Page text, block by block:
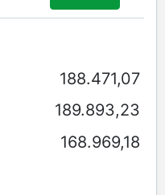
188.471,07
189.893,23
168.969,18